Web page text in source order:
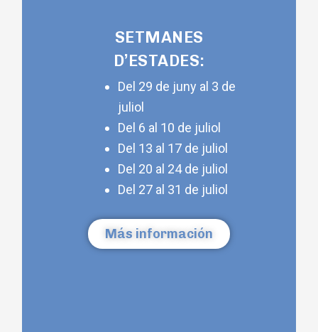
SETMANES
D’ESTADES:
Del 29 de juny al 3 de
juliol
Del 6 al 10 de juliol
Del 13 al 17 de juliol
Del 20 al 24 de juliol
Del 27 al 31 de juliol
Más información